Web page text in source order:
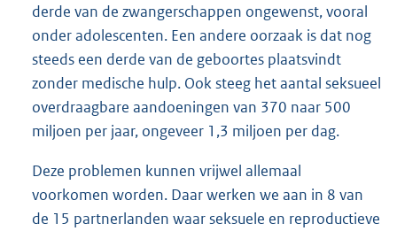
derde van de zwangerschappen ongewenst, vooral
onder adolescenten. Een andere oorzaak is dat nog
steeds een derde van de geboortes plaatsvindt
zonder medische hulp. Ook steeg het aantal seksueel
overdraagbare aandoeningen van 370 naar 500
miljoen per jaar, ongeveer 1,3 miljoen per dag.
Deze problemen kunnen vrijwel allemaal
voorkomen worden. Daar werken we aan in 8 van
de 15 partnerlanden waar seksuele en reproductieve